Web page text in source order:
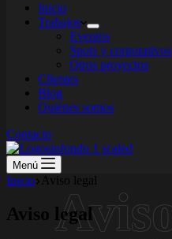
Inicio
Trabajos
Eventos
Spots y corporativos
Otros proyectos
Clientes
Blog
Quiénes somos
Contacto
Menú
Inicio Aviso legal
Aviso legal